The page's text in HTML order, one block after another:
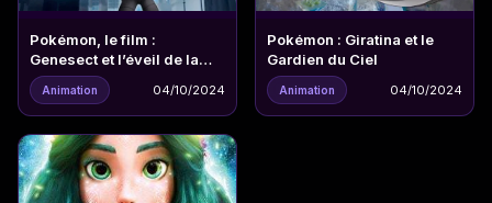
Pokémon, le film :
Genesect et l’éveil de la
légende
Animation 04/10/2024
Pokémon : Giratina et le
Gardien du Ciel
Animation 04/10/2024